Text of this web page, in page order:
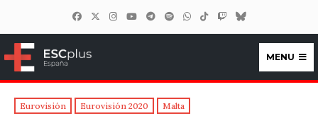
ESCplus España
MENU
Eurovisión Eurovisión 2020 Malta